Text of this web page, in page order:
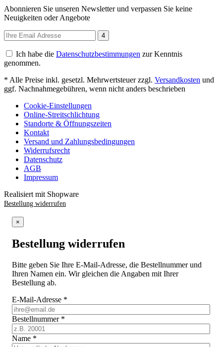
Abonnieren Sie unseren Newsletter und verpassen Sie keine
Neuigkeiten oder Angebote
4
Ich habe die Datenschutzbestimmungen zur Kenntnis
genommen.
* Alle Preise inkl. gesetzl. Mehrwertsteuer zzgl. Versandkosten und
ggf. Nachnahmegebühren, wenn nicht anders beschrieben
Cookie-Einstellungen
Online-Streitschlichtung
Standorte & Öffnungszeiten
Kontakt
Versand und Zahlungsbedingungen
Widerrufsrecht
Datenschutz
AGB
Impressum
Realisiert mit Shopware
Bestellung widerrufen
×
Bestellung widerrufen
Bitte geben Sie Ihre E-Mail-Adresse, die Bestellnummer und
Ihren Namen ein. Wir gleichen die Angaben mit Ihrer
Bestellung ab.
E-Mail-Adresse *
Bestellnummer *
Name *